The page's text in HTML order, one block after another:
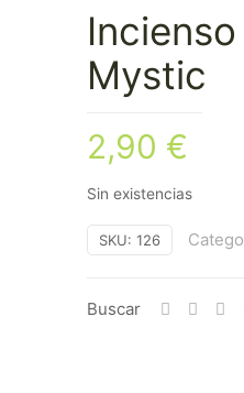
Mystic
2,90 €
Sin existencias
SKU: 126
Buscar